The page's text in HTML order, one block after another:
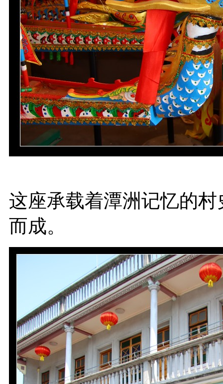
这座承载着潭洲记忆的
而成。